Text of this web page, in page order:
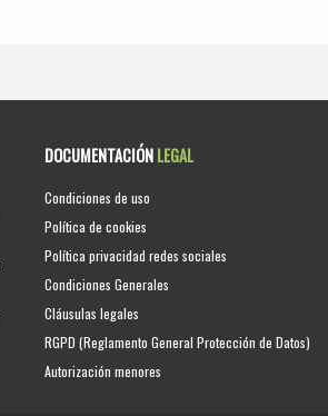
DOCUMENTACIÓNLEGAL
Condiciones de uso
Política de cookies
Política privacidad redes sociales
Condiciones Generales
Cláusulas legales
RGPD (Reglamento General Protección de Datos)
Autorización menores